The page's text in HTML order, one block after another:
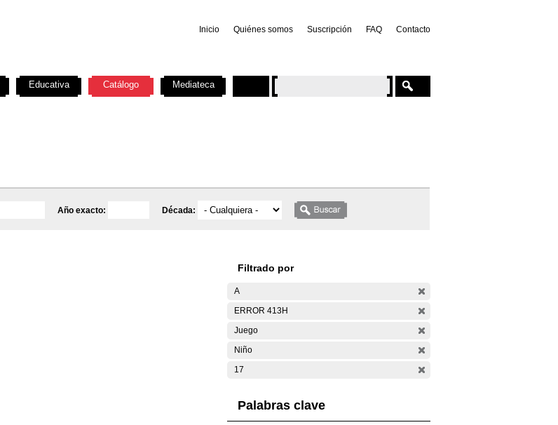
Inicio Quiénes somos Suscripción FAQ Contacto
Año exacto: Década:
Filtrado por
A
ERROR 413H
Juego
Niño
17
Palabras clave
Educativa Catálogo Mediateca